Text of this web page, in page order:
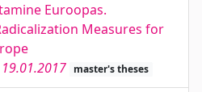
Euroopas.
Measures for
19.01.2017 master's theses